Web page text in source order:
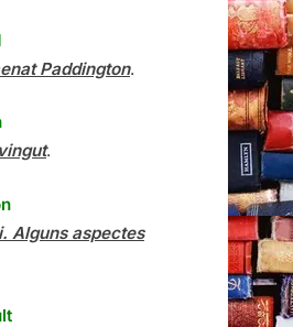
Paddington.
.
Alguns aspectes